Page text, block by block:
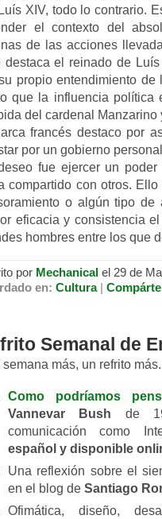
XIV, todo lo contrario.
el contexto del
de las acciones
destaca el reinado de
propio entendimiento
que la influencia política
del cardenal
francés destaco por
por un gobierno
fue ejercer un
compartido con otros.
o algún tipo
eficacia y consistencia
hombres entre los que
por Mechanical el 29 de
en: Cultura|
Semanal de
semana más, un refrito
Como podríamos
Vannevar Bush de
comunicación como
español y disponible
Una reflexión sobre el
en el blog de Santiago
Ofimática, diseño,